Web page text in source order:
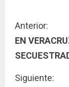
S
i
Anterior:
EN
Siguiente: